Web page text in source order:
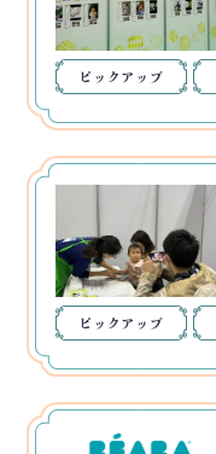
ピックアップ
ピックアップ